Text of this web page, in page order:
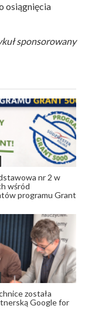
osiągnięcia
sponsorowany
nr 2 w
wśród
programu Grant
została
Google for